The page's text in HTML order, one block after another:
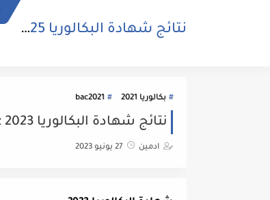
نتائج شهادة البكالوريا 2025 | bac.onec.dz
بكالوريا 2021 bac2021
نتائج شهادة البكالوريا 2023 bac.onec.dz
ادمين 27 يونيو 2023